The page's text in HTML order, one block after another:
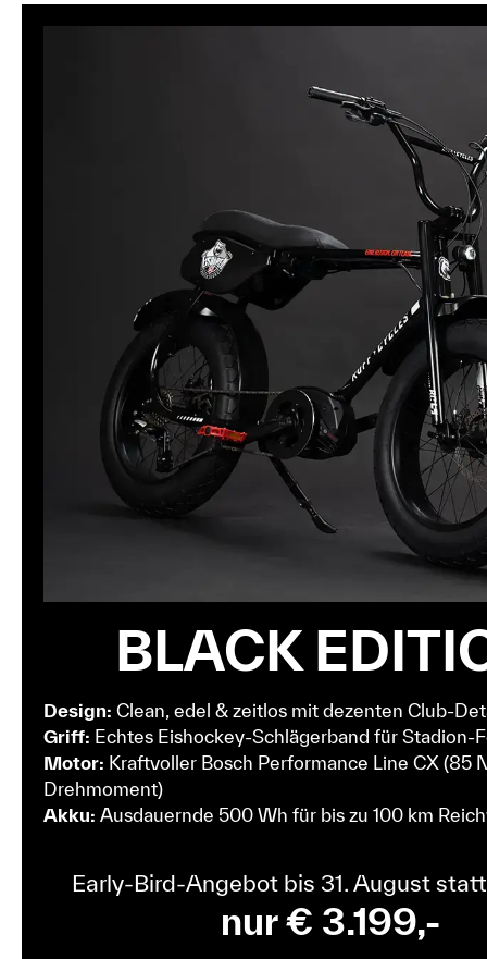
BLACK
Design: Clean, edel & zeitlos mit dezenten Club-
Griff: Echtes Eishockey-Schlägerband für Stadion-
Motor: Kraftvoller Bosch Performance Line CX (85
Drehmoment)
Akku: Ausdauernde 500 Wh für bis zu 100 km
Early-Bird-Angebot bis 31. August
nur € 3.199,-